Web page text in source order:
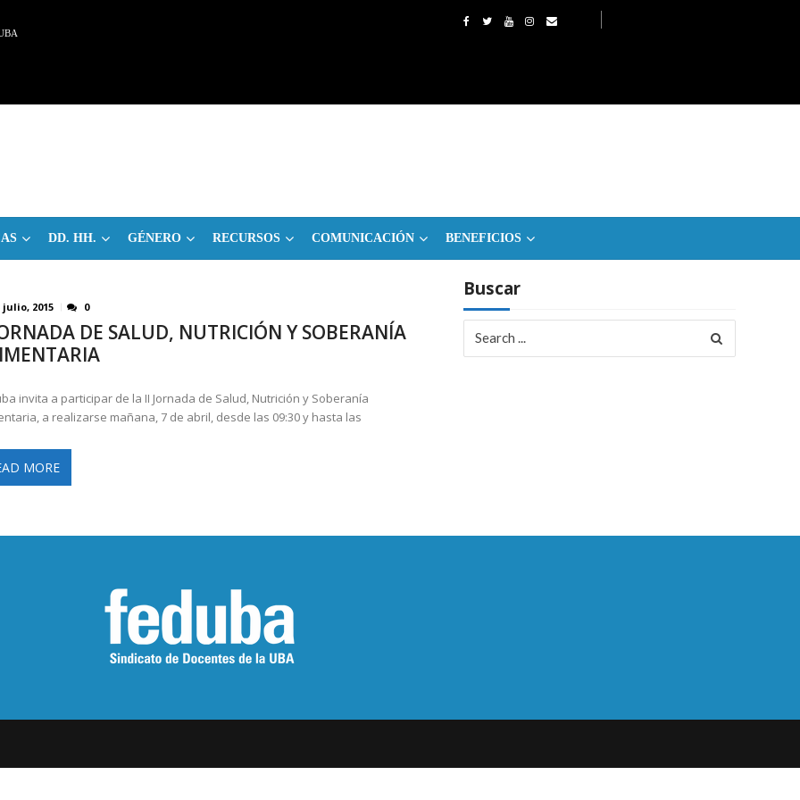
DD. HH. GÉNERO RECURSOS COMUNICACIÓN BENEFICIOS
julio, 2015 0
DE SALUD, NUTRICIÓN Y SOBERANÍA
invita a participar de la II Jornada de Salud, Nutrición y Soberanía
a realizarse mañana, 7 de abril, desde las 09:30 y hasta las
MORE
Buscar
for: